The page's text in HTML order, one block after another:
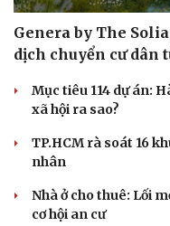
Genera by The
dịch chuyển cư dân
Mục tiêu 114 dự án:
xã hội ra sao?
TP.HCM rà soát 16
nhân
Nhà ở cho thuê: Lối
cơ hội an cư